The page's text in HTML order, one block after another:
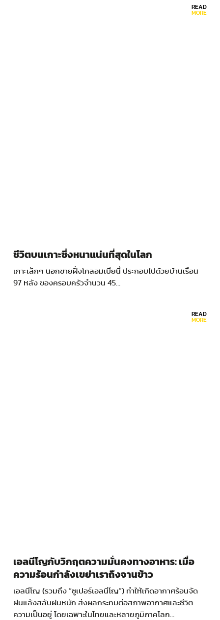
READ
MORE
ชีวิตบนเกาะซึ่งหนาแน่นที่สุดในโลก
เกาะเล็กๆ นอกชายฝั่งโคลอมเบียนี้ ประกอบไปด้วยบ้านเรือน
97 หลัง ของครอบครัวจำนวน 45…
READ
MORE
เอลนีโญกับวิกฤตความมั่นคงทางอาหาร: เมื่อ
ความร้อนกำลังเขย่าเราถึงจานข้าว
เอลนีโญ (รวมถึง “ซูเปอร์เอลนีโญ”) ทำให้เกิดอากาศร้อนจัด
ฝนแล้งสลับฝนหนัก ส่งผลกระทบต่อสภาพอากาศและชีวิต
ความเป็นอยู่ โดยเฉพาะในไทยและหลายภูมิภาคโลก…